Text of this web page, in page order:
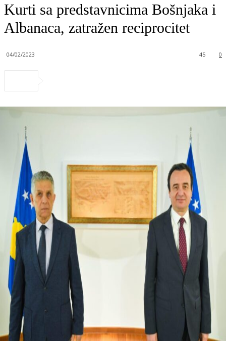
Kurti sa predstavnicima Bošnjaka i
Albanaca, zatražen reciprocitet
04/02/2023 0
45